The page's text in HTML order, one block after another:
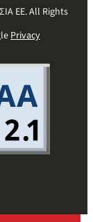
ΕΕ. All Rights
Privacy